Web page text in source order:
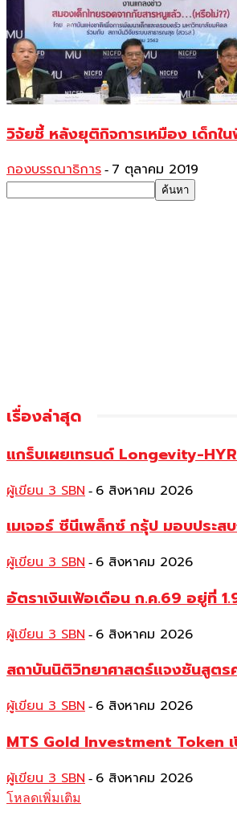
วิจัยชี้ หลังยุติกิจการเหมือง เด็กใ
กองบรรณาธิการ - 7 ตุลาคม 2019
เรื่องล่าสุด
แกร็บเผยเทรนด์ Longevity-
ผู้เขียน 3 SBN - 6 สิงหาคม 2026
เมเจอร์ ซีนีเพล็กซ์ กรุ้ป มอบประ
ผู้เขียน 3 SBN - 6 สิงหาคม 2026
อัตราเงินเฟ้อเดือน ก.ค.69 อยู่ที่
ผู้เขียน 3 SBN - 6 สิงหาคม 2026
สถาบันนิติวิทยาศาสตร์แจงชันสูตร
ผู้เขียน 3 SBN - 6 สิงหาคม 2026
MTS Gold Investment Token
ผู้เขียน 3 SBN - 6 สิงหาคม 2026
โหลดเพิ่มเติม